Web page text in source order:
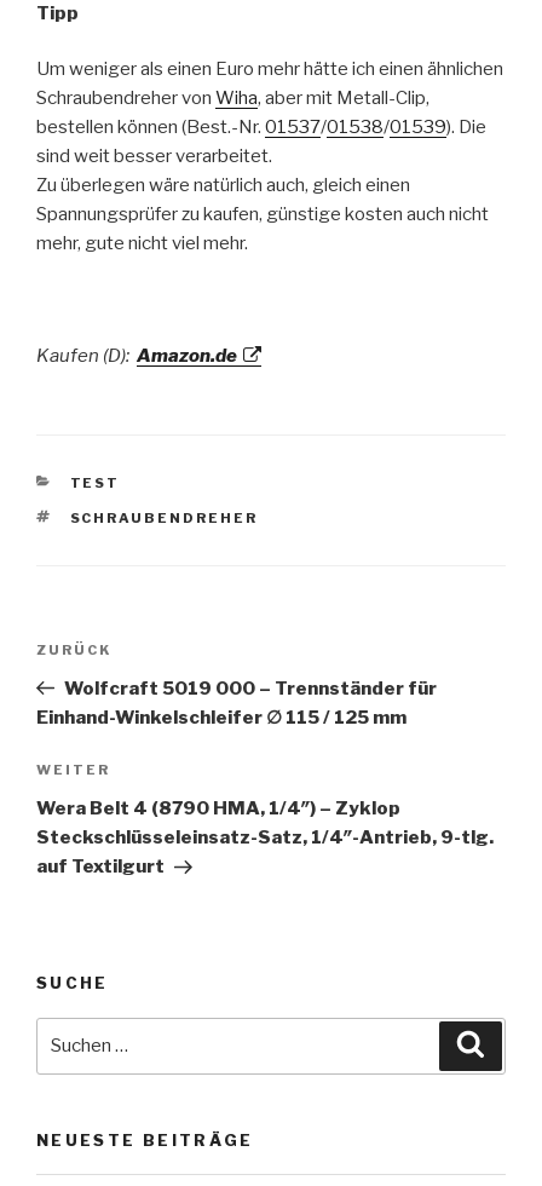
Tipp
Um weniger als einen Euro mehr hätte ich einen ähnlichen
Schraubendreher von Wiha, aber mit Metall-Clip,
bestellen können (Best.-Nr. 01537/01538/01539). Die
sind weit besser verarbeitet.
Zu überlegen wäre natürlich auch, gleich einen
Spannungsprüfer zu kaufen, günstige kosten auch nicht
mehr, gute nicht viel mehr.
Kaufen (D): Amazon.de
KATEGORIEN
TEST
SCHLAGWÖRTER
SCHRAUBENDREHER
Beitragsnavigation
Vorheriger
Beitrag
ZURÜCK
Wolfcraft 5019 000 – Trennständer für
Einhand-Winkelschleifer ∅ 115 / 125 mm
Nächster
Beitrag
WEITER
Wera Belt 4 (8790 HMA, 1/4″) – Zyklop
Steckschlüsseleinsatz-Satz, 1/4″-Antrieb, 9-tlg.
auf Textilgurt
SUCHE
NEUESTE BEITRÄGE